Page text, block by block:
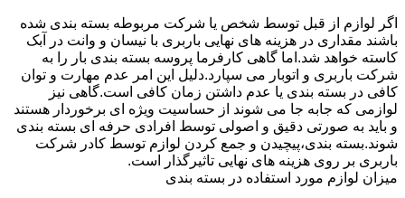
اگر لوازم از قبل توسط شخص یا شرکت مربوطه بسته بندی شده
باشند مقداری در هزینه های نهایی باربری با نیسان و وانت در آبک
کاسته خواهد شد.اما گاهی کارفرما پروسه بسته بندی بار را به
شرکت باربری و اتوبار می سپارد.دلیل این امر عدم مهارت و توان
کافی در بسته بندی یا عدم داشتن زمان کافی است.گاهی نیز
لوازمی که جابه جا می شوند از حساسیت ویژه ای برخوردار هستند
و باید به صورتی دقیق و اصولی توسط افرادی حرفه ای بسته بندی
شوند.بسته بندی،پیچیدن و جمع کردن لوازم توسط کادر شرکت
باربری بر روی هزینه های نهایی تاثیرگذار است.
میزان لوازم مورد استفاده در بسته بندی